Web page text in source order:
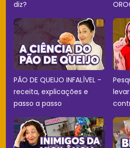
diz?
PÃO DE QUEIJO INFALÍVEL -
receita, explicações e
passo a passo